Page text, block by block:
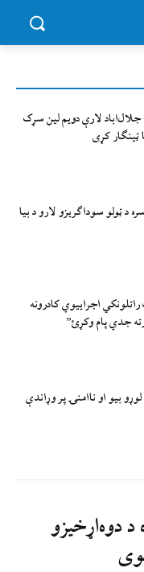
جلال‌اباد لارې دویم لین سړک
ټینګار کړی
د ټولو سوداګریزو لارو د بیا
اجراييوي کادرونه
جدي پام وکړئ”
بیو او ناامنۍ پر وړاندې
د دوه‌اړخيزو